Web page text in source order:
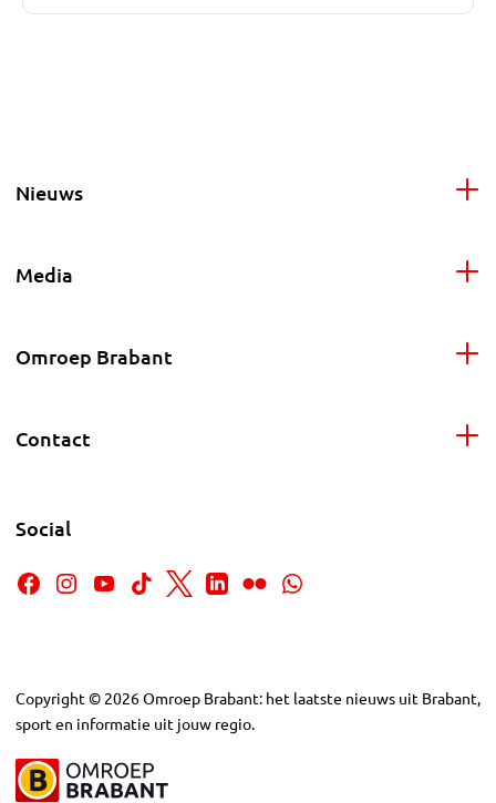
Nieuws
Media
Omroep Brabant
Contact
Social
Copyright © 2026Omroep Brabant: het laatste nieuws uit Brabant,
sport en informatie uit jouw regio.